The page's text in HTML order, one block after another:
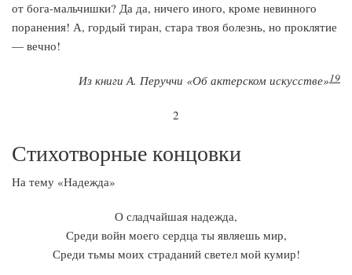
от бога-мальчишки? Да да, ничего иного, кроме невинного
поранения! А, гордый тиран, стара твоя болезнь, но проклятие
— вечно!
Из книги А. Перуччи «Об актерском искусстве»19
2
Стихотворные концовки
На тему «Надежда»
О сладчайшая надежда,
Среди войн моего сердца ты являешь мир,
Среди тьмы моих страданий светел мой кумир!